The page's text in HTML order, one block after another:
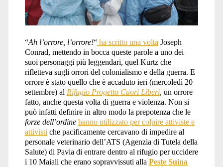
“Ah l’orrore, l’orrore!“ha scritto una volta Joseph
Conrad, mettendo in bocca queste parole a uno dei
suoi personaggi più leggendari, quel Kurtz che
rifletteva sugli orrori del colonialismo e della guerra. E
orrore è stato quello che è accaduto ieri (mercoledì 20
settembre) al Rifugio Progetto Cuori Liberi, un orrore
fatto, anche questa volta di guerra e violenza. Non si
può infatti definire in altro modo la prepotenza che le
forze dell’ordine hanno utilizzato per colpire attiviste e
attivisti che pacificamente cercavano di impedire al
personale veterinario dell’ATS (Agenzia di Tutela della
Salute) di Pavia di entrare dentro al rifugio per uccidere
i 10 Maiali che erano sopravvissuti alla Peste Suina